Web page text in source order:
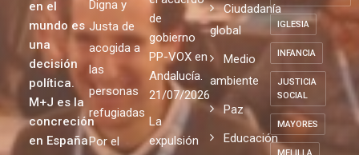
en el
mundo es
una
decisión
política.
M+J es la
concreción
en España
Digna y
Justa de
acogida a
las
personas
refugiadas
Por el
de
gobierno
PP-VOX en
Andalucía.
21/07/2026
La
expulsión
Ciudadanía
global
Medio
ambiente
Paz
Educación
IGLESIA
INFANCIA
JUSTICIA
SOCIAL
MAYORES